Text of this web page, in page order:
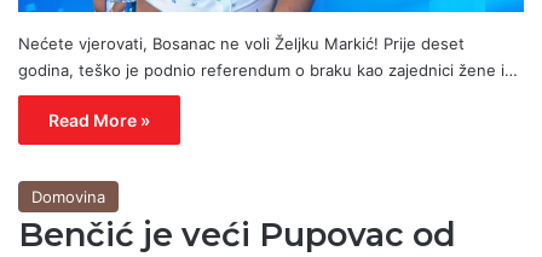
Nećete vjerovati, Bosanac ne voli Željku Markić! Prije deset
godina, teško je podnio referendum o braku kao zajednici žene i…
Read More »
Domovina
Benčić je veći Pupovac od